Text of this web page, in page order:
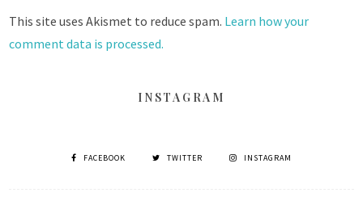
This site uses Akismet to reduce spam. Learn how your
comment data is processed.
INSTAGRAM
FACEBOOK TWITTER INSTAGRAM